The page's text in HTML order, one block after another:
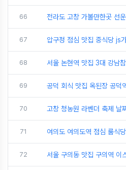
66 전라도 고창 가볼만한곳 선
67 압구정 점심 맛집 중식당 js
68 서울 논현역 맛집 3대 강남
69 공덕 회식 맛집 옥된장 공덕
70 고창 청농원 라벤더 축제 날
71 여의도 여의도역 점심 룸식
72 서울 구의동 맛집 구의역 이